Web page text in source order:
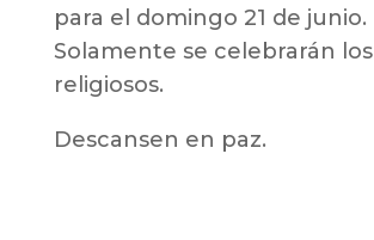
para el domingo 21 de junio.
Solamente se celebrarán
religiosos.
Descansen en paz.